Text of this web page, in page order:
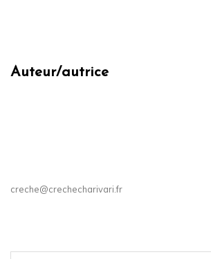
Auteur/autrice
creche@crechecharivari.fr